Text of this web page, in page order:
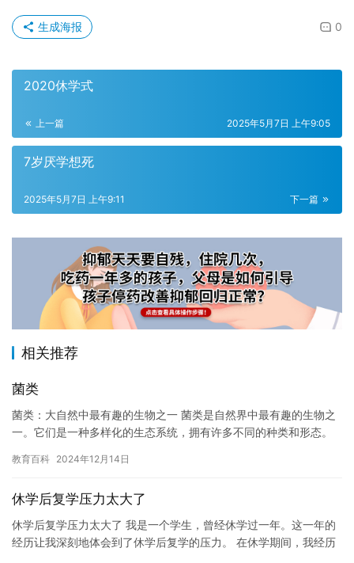
0
生成海报
2020休学式
上一篇 2025年5月7日 上午9:05
7岁厌学想死
下一篇
2025年5月7日 上午9:11
相关推荐
菌类
菌类：大自然中最有趣的生物之一 菌类是自然界中最有趣的生物之
一。它们是一种多样化的生态系统，拥有许多不同的种类和形态。
菌…
教育百科 2024年12月14日
休学后复学压力太大了
休学后复学压力太大了 我是一个学生，曾经休学过一年。这一年的
经历让我深刻地体会到了休学后复学的压力。 在休学期间，我经历